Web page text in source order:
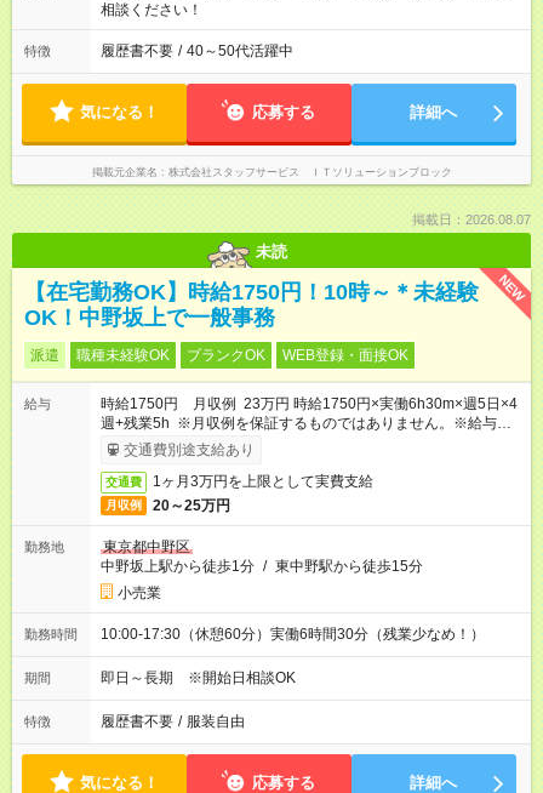
相談ください！
特徴 履歴書不要 / 40～50代活躍中
気になる！ 応募する 詳細へ
掲載元企業名 株式会社スタッフサービス ＩＴソリューションブロック
掲載日：2026.08.07
未読
NEW
【在宅勤務OK】時給1750円！10時～＊未経験
OK！中野坂上で一般事務
派遣 職種未経験OK ブランクOK WEB登録・面接OK
給与
時給1750円 月収例 23万円 時給1750円×実働6h30m×週5日×4
週+残業5h ※月収例を保証するものではありません。※給与即受
取りサービス利用可（利用条件有）
交通費別途支給あり
交通費 1ヶ月3万円を上限として実費支給
月収例 20～25万円
勤務地
東京都中野区
中野坂上駅から徒歩1分 / 東中野駅から徒歩15分
小売業
勤務時間 10:00-17:30（休憩60分）実働6時間30分（残業少なめ！）
期間 即日～長期 ※開始日相談OK
特徴 履歴書不要 / 服装自由
気になる！ 応募する 詳細へ